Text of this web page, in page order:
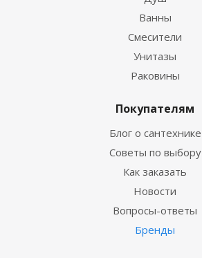
Ванны
Смесители
Унитазы
Раковины
Покупателям
Блог о сантехнике
Советы по выбору
Как заказать
Новости
Вопросы-ответы
Бренды